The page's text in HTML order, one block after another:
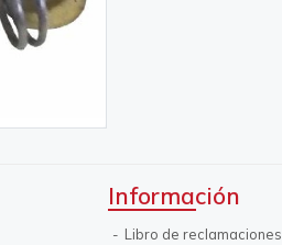
Información
Libro de reclamaciones